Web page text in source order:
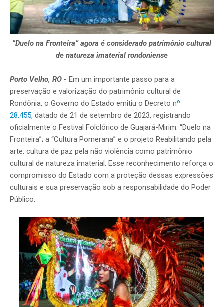
“Duelo na Fronteira” agora é considerado patrimônio cultural
de natureza imaterial rondoniense
Porto Velho, RO - Em um importante passo para a
preservação e valorização do patrimônio cultural de
Rondônia, o Governo do Estado emitiu o Decreto nº
28.455, datado de 21 de setembro de 2023, registrando
oficialmente o Festival Folclórico de Guajará-Mirim: “Duelo na
Fronteira”; a “Cultura Pomerana” e o projeto Reabilitando pela
arte: cultura de paz pela não violência como patrimônio
cultural de natureza imaterial. Esse reconhecimento reforça o
compromisso do Estado com a proteção dessas expressões
culturais e sua preservação sob a responsabilidade do Poder
Público.